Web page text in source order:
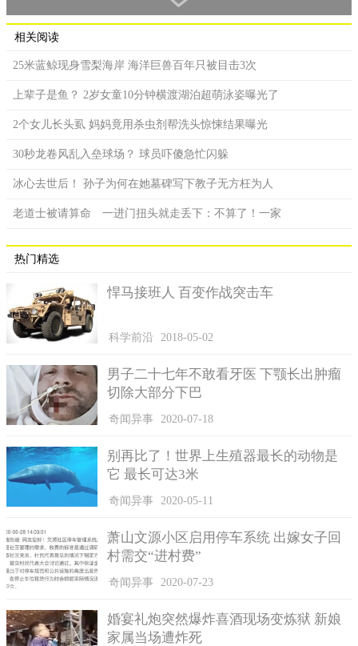
以3D列印高科技建造出的房子，3房2卫浴，坪数只有10坪，耗资
该份报导指出，建筑公司采用的技术不但可以自动化完成
科技建造出的房子，坪数只有10坪（350平方英尺），相信大家最
好奇的是总价到底是多少钱？公司透露，起价是215万英镑，约合
人民币1940万元。
筑公司的首席执行官鲁本（Sam Ruben）提到，虽然比一般的传统
建筑打造的房子贵很多，优点其实不少。包括可以减少10倍传统
建筑所产出的废物料、降低人力和制作成本，以及提高生产效
相关阅读
25米蓝鲸现身雪梨海岸 海洋巨兽百年只被目击3次
上辈子是鱼？ 2岁女童10分钟横渡湖泊超萌泳姿曝光了
2个女儿长头虱 妈妈竟用杀虫剂帮洗头惊悚结果曝光
30秒龙卷风乱入垒球场？ 球员吓傻急忙闪躲
冰心去世后！ 孙子为何在她墓碑写下教子无方枉为人
老道士被请算命 一进门扭头就走丢下：不算了！一家
热门精选
悍马接班人 百变作战突击车
科学前沿 2018-05-02
男子二十七年不敢看牙医 下颚长出肿瘤
切除大部分下巴
奇闻异事 2020-07-18
别再比了！世界上生殖器最长的动物是
它 最长可达3米
奇闻异事 2020-05-11
萧山文源小区启用停车系统 出嫁女子回
村需交“进村费”
奇闻异事 2020-07-23
婚宴礼炮突然爆炸喜酒现场变炼狱 新娘
家属当场遭炸死